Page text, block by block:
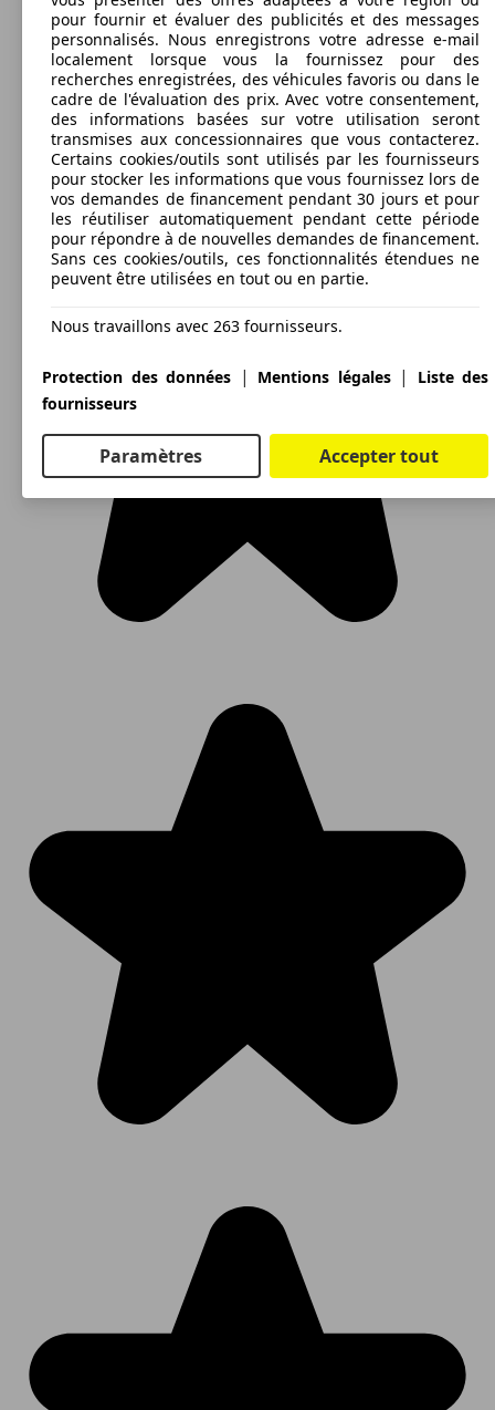
pour fournir et évaluer des publicités et des messages
personnalisés. Nous enregistrons votre adresse e-mail
localement lorsque vous la fournissez pour des
recherches enregistrées, des véhicules favoris ou dans le
cadre de l'évaluation des prix. Avec votre consentement,
des informations basées sur votre utilisation seront
transmises aux concessionnaires que vous contacterez.
Certains cookies/outils sont utilisés par les fournisseurs
pour stocker les informations que vous fournissez lors de
vos demandes de financement pendant 30 jours et pour
les réutiliser automatiquement pendant cette période
pour répondre à de nouvelles demandes de financement.
Sans ces cookies/outils, ces fonctionnalités étendues ne
peuvent être utilisées en tout ou en partie.
Nous travaillons avec 263 fournisseurs.
Protection des données | Mentions légales|
Liste des
fournisseurs
Paramètres Accepter tout